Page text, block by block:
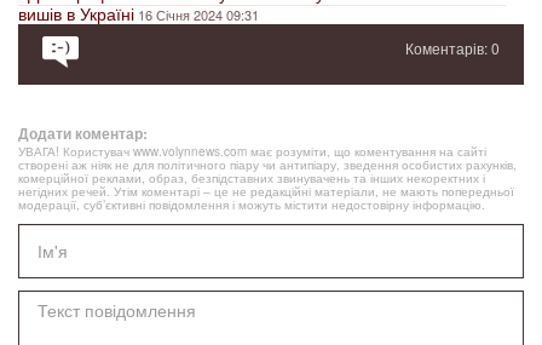
вишів в Україні 16 Січня 2024 09:31
Коментарів: 0
Додати коментар:
УВАГА! Користувач www.volynnews.com має розуміти, що коментування на сайті
створені аж ніяк не для політичного піару чи антипіару, зведення особистих рахунків,
комерційної реклами, образ, безпідставних звинувачень та інших некоректних і
негідних речей. Утім коментарі – це не редакційні матеріали, не мають попередньої
модерації, суб’єктивні повідомлення і можуть містити недостовірну інформацію.